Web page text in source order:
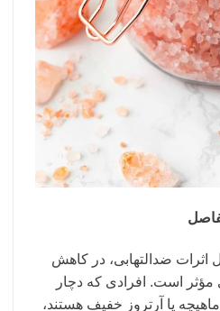
اثرات ضدالتهابی، در کاهش
است. افرادی که دچار
یا آرتروز خفیف هستند،